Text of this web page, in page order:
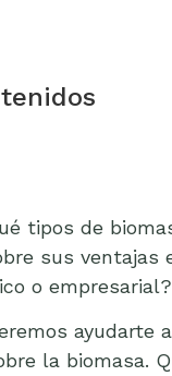
tipos de
sus ventajas
o empresarial?
ayudarte
la biomasa.